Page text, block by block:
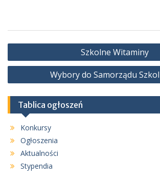
Nawigacja
wpisu
Szkolne Witaminy
Wybory do Samorządu
Tablica ogłoszeń
Konkursy
Ogłoszenia
Aktualności
Stypendia